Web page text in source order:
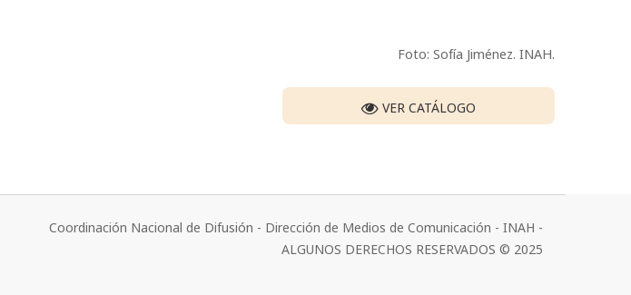
Foto: Sofía Jiménez. INAH.
VER CATÁLOGO
Coordinación Nacional de Difusión - Dirección de Medios de Comunicación - INAH -
ALGUNOS DERECHOS RESERVADOS © 2025